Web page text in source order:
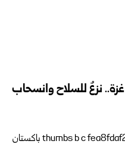
نزعٌ للسلاح وانسحاب